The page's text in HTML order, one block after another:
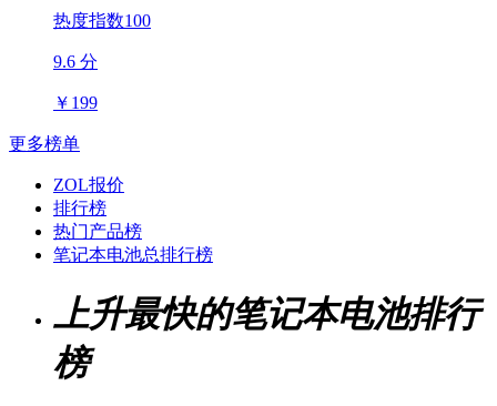
热度指数100
9.6 分
￥ 199
更多榜单
ZOL报价
排行榜
热门产品榜
笔记本电池总排行榜
上升最快的笔记本电池排行
榜